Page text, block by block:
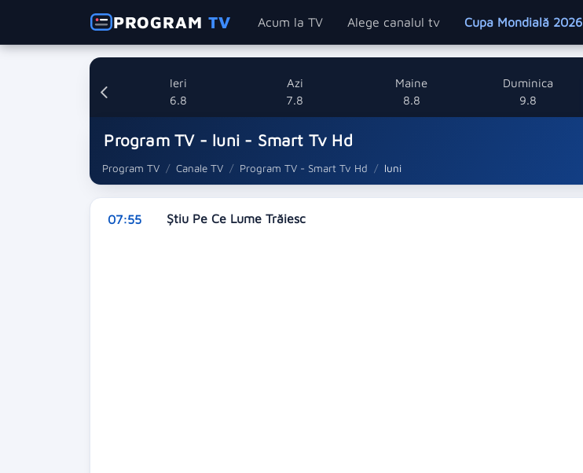
PROGRAMTV Acum la TV Alege canalul tv Cupa Mondială 2026
Ieri
6.8
Azi
7.8
Maine
8.8
Duminica
9.8
Program TV - luni - Smart Tv Hd
Program TV Canale TV Program TV - Smart Tv Hd luni
07:55 Știu Pe Ce Lume Trăiesc